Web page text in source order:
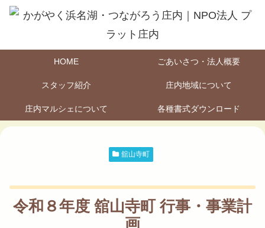
HOME ごあいさつ・法人概要
スタッフ紹介 庄内地域について
庄内マルシェについて 各種書式ダウンロード
舘山寺町
令和８年度 舘山寺町 行事・事業計
画